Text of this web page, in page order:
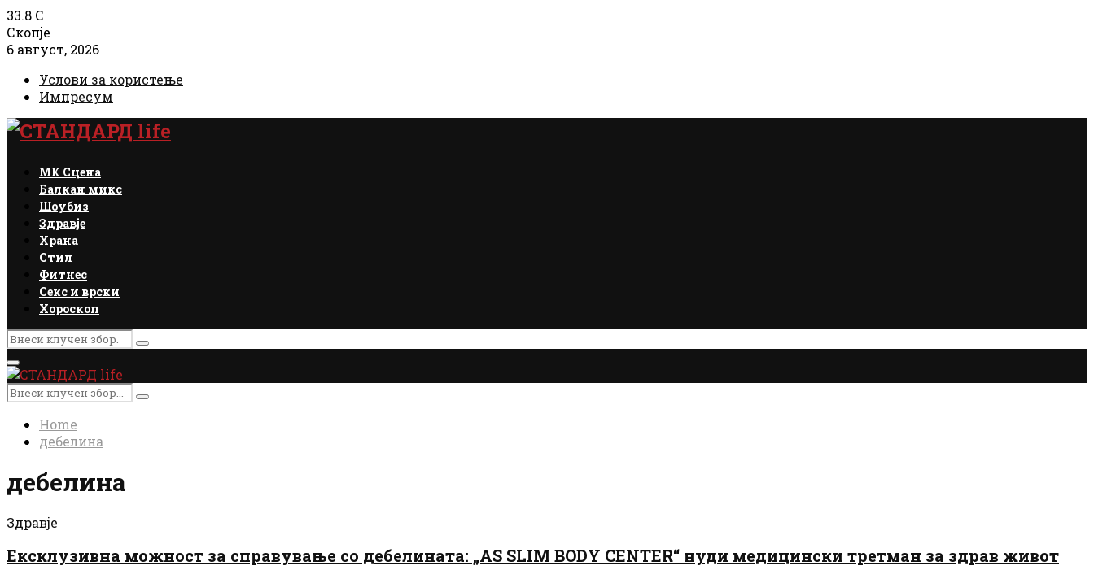
33.8 C
Скопје
6 август, 2026
Услови за користење
Импресум
Facebook
Instagram
Email
Rss
МК Сцена
Балкан микс
Шоубиз
Здравје
Храна
Стил
Фитнес
Секс и врски
Хороскоп
Search
for:
Search
Primary
Menu
Search
for:
Search
Home
дебелина
дебелина
Здравје
Ексклузивна можност за справување со дебелината: „AS SLIM BODY CENTER“ нуди медицински третман за здрав живот